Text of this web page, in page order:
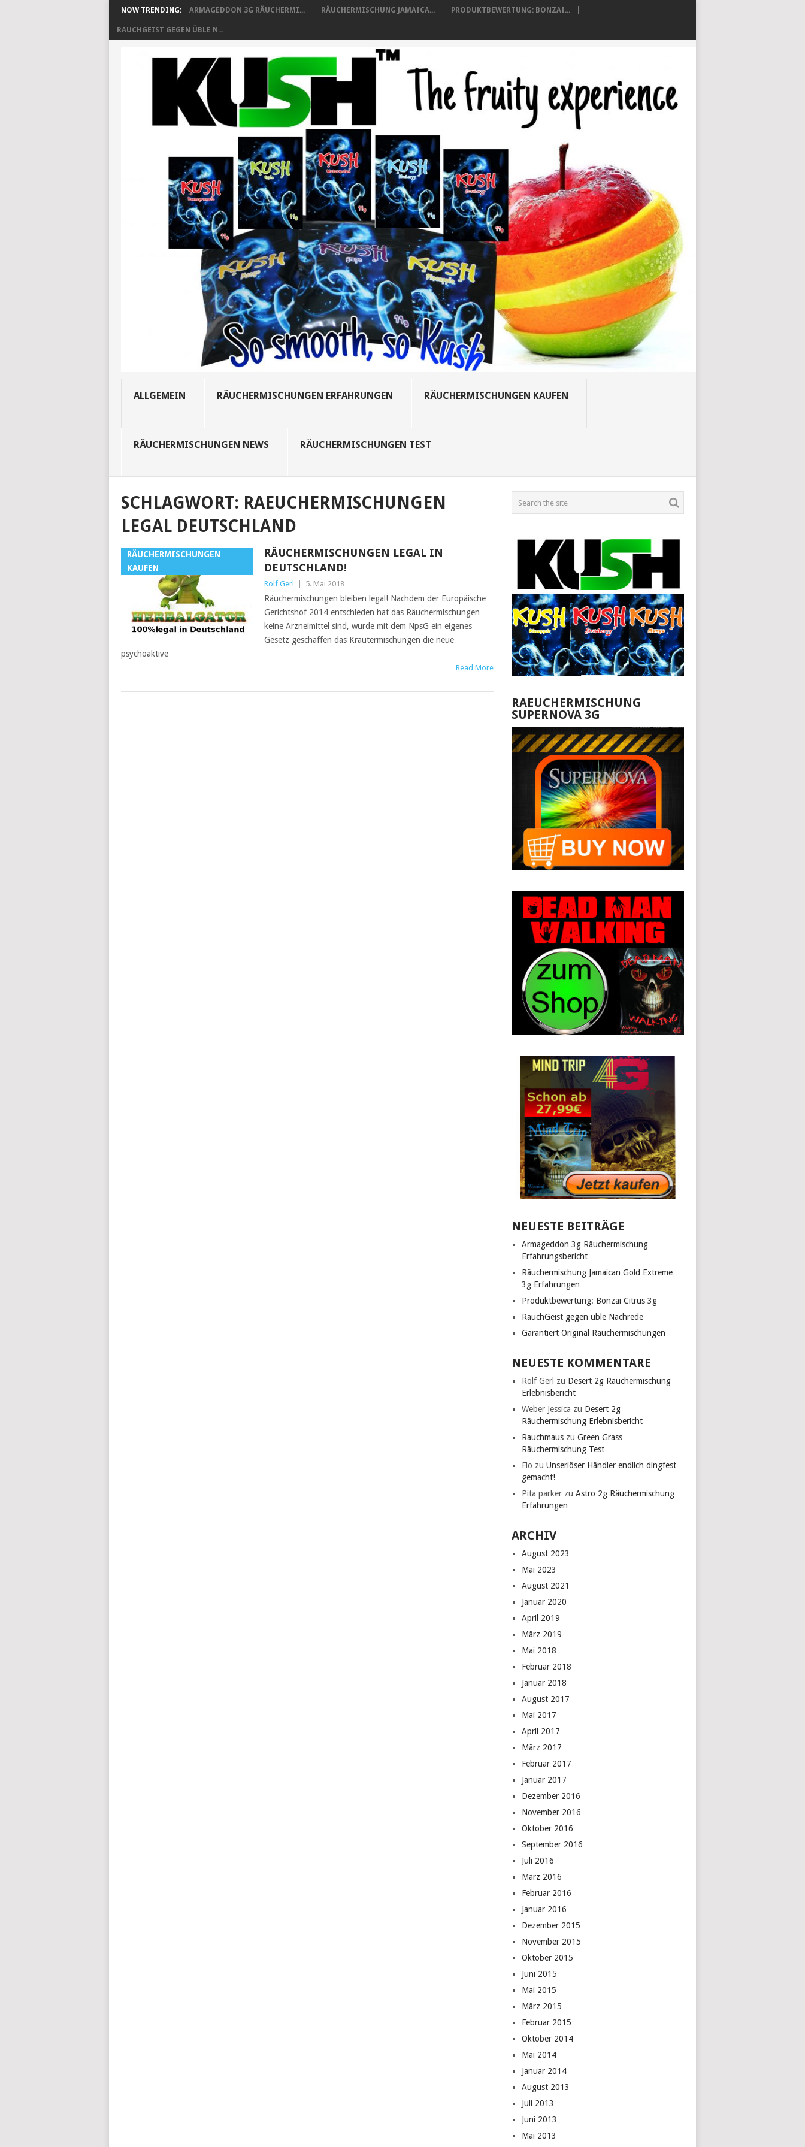
NOW TRENDING: ARMAGEDDON 3G RÄUCHERMI... RÄUCHERMISCHUNG JAMAICA... PRODUKTBEWERTUNG: BONZAI...
RAUCHGEIST GEGEN ÜBLE N...
ALLGEMEIN RÄUCHERMISCHUNGEN ERFAHRUNGEN RÄUCHERMISCHUNGEN KAUFEN
RÄUCHERMISCHUNGEN NEWS RÄUCHERMISCHUNGEN TEST
SCHLAGWORT: RAEUCHERMISCHUNGEN
LEGAL DEUTSCHLAND
RÄUCHERMISCHUNGEN
KAUFEN
RÄUCHERMISCHUNGEN LEGAL IN
DEUTSCHLAND!
Rolf Gerl 5. Mai 2018
Räuchermischungen bleiben legal! Nachdem der Europäische
Gerichtshof 2014 entschieden hat das Räuchermischungen
keine Arzneimittel sind, wurde mit dem NpsG ein eigenes
Gesetz geschaffen das Kräutermischungen die neue
psychoaktive
Read More
RAEUCHERMISCHUNG
SUPERNOVA 3G
NEUESTE BEITRÄGE
Armageddon 3g Räuchermischung
Erfahrungsbericht
Räuchermischung Jamaican Gold Extreme
3g Erfahrungen
Produktbewertung: Bonzai Citrus 3g
RauchGeist gegen üble Nachrede
Garantiert Original Räuchermischungen
NEUESTE KOMMENTARE
Rolf Gerl zu Desert 2g Räuchermischung
Erlebnisbericht
Weber Jessica zu Desert 2g
Räuchermischung Erlebnisbericht
Rauchmaus zuGreen Grass
Räuchermischung Test
Flo zuUnseriöser Händler endlich dingfest
gemacht!
Pita parker zuAstro 2g Räuchermischung
Erfahrungen
ARCHIV
August 2023
Mai 2023
August 2021
Januar 2020
April 2019
März 2019
Mai 2018
Februar 2018
Januar 2018
August 2017
Mai 2017
April 2017
März 2017
Februar 2017
Januar 2017
Dezember 2016
November 2016
Oktober 2016
September 2016
Juli 2016
März 2016
Februar 2016
Januar 2016
Dezember 2015
November 2015
Oktober 2015
Juni 2015
Mai 2015
März 2015
Februar 2015
Oktober 2014
Mai 2014
Januar 2014
August 2013
Juli 2013
Juni 2013
Mai 2013